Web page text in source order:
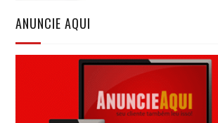
ANUNCIE AQUI